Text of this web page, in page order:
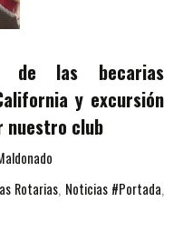
de las becarias
y excursión
nuestro club
Rotarias, Noticias #Portada,